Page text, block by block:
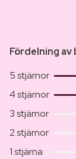
Fördelning av
5 stjärnor
4 stjärnor
3 stjärnor
2 stjärnor
1 stjärna